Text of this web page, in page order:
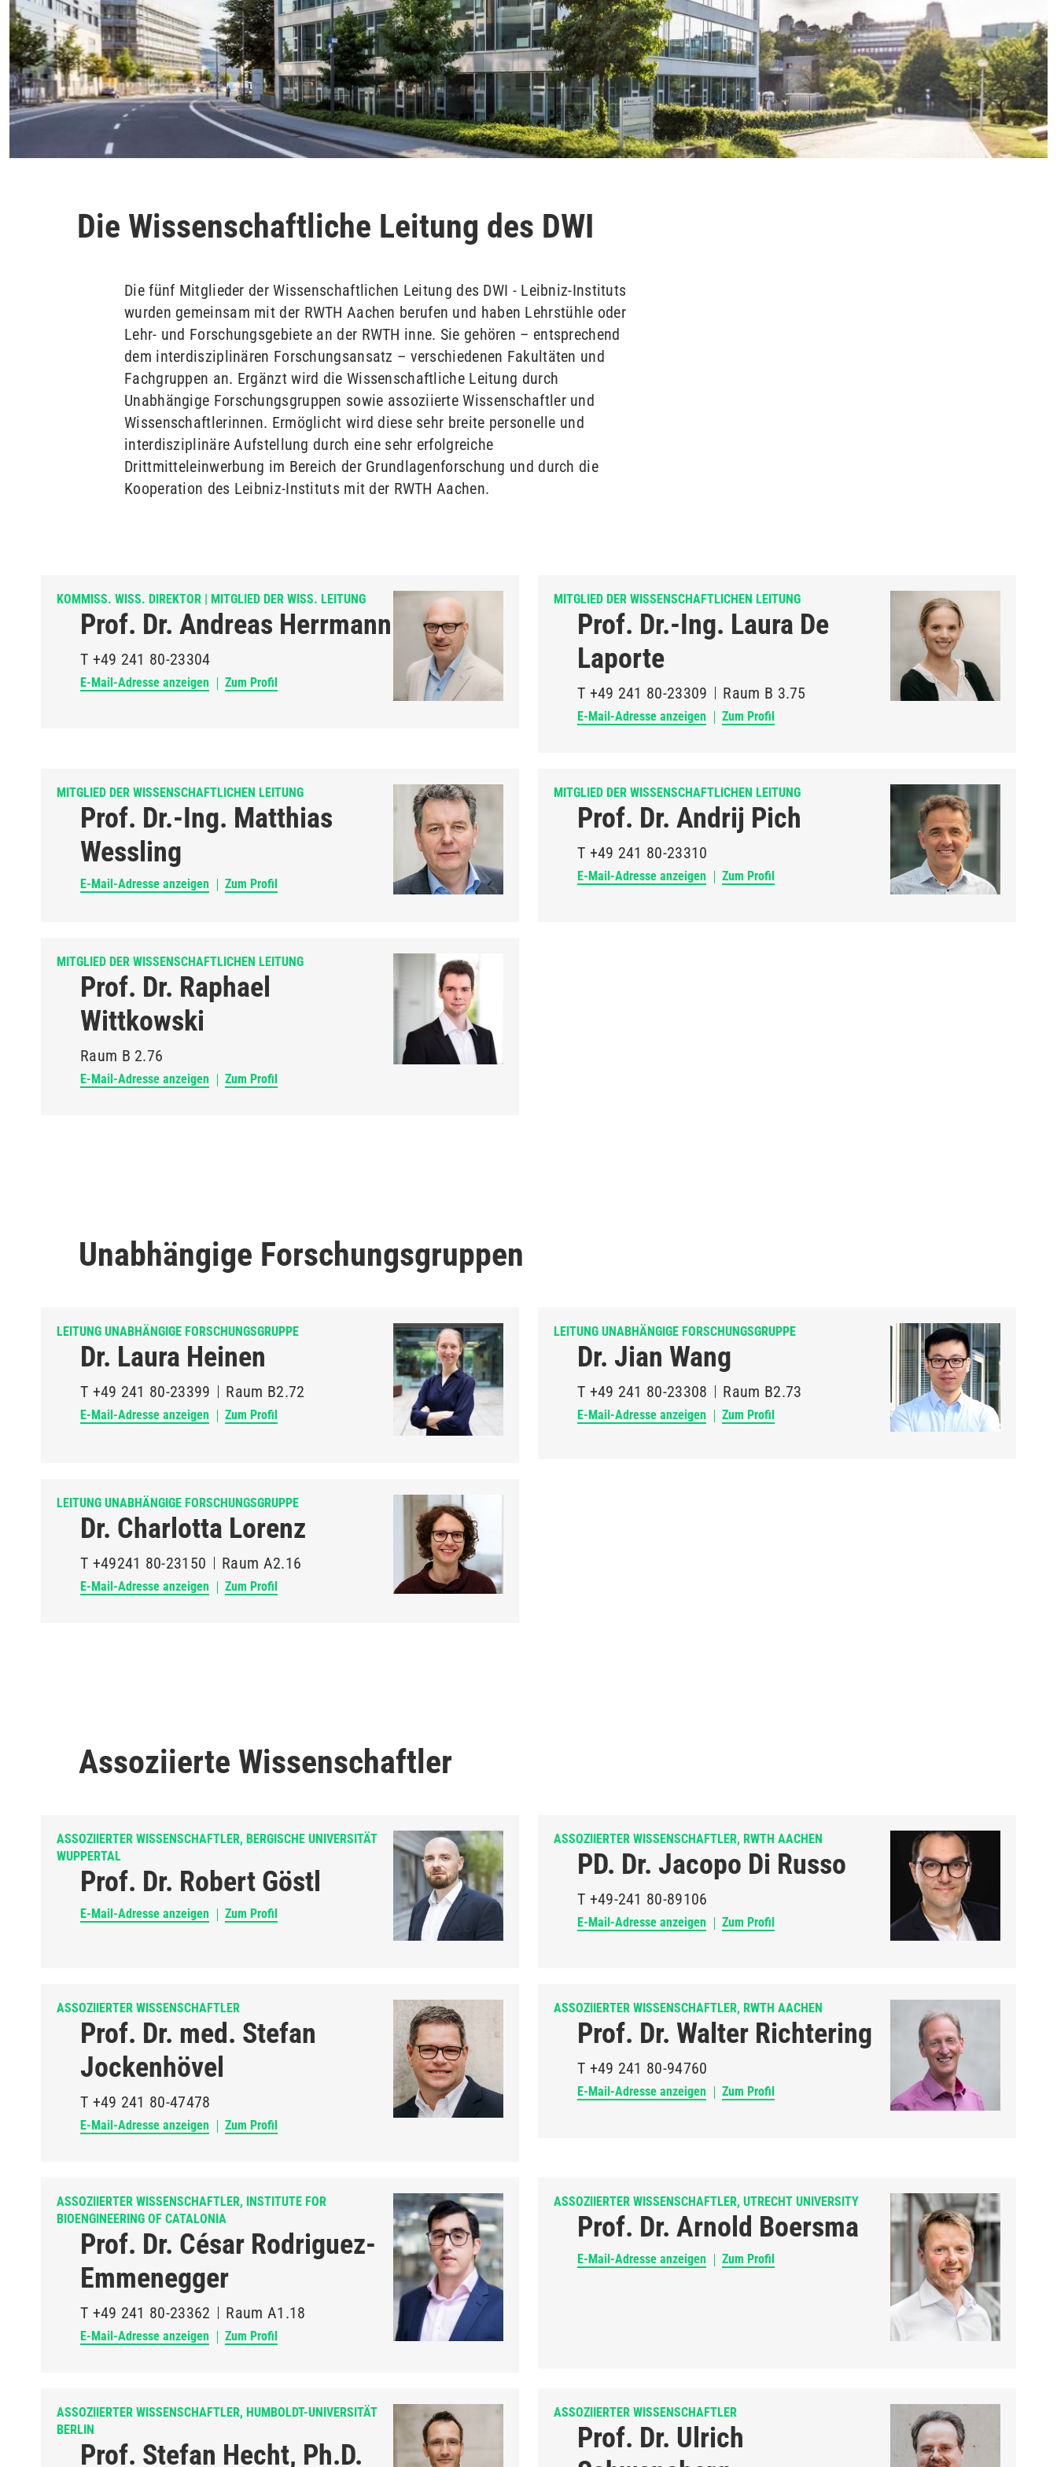
Die Wissenschaftliche Leitung des DWI
Die fünf Mitglieder der Wissenschaftlichen Leitung des DWI - Leibniz-Instituts
wurden gemeinsam mit der RWTH Aachen berufen und haben Lehrstühle oder
Lehr- und Forschungsgebiete an der RWTH inne. Sie gehören – entsprechend
dem interdisziplinären Forschungsansatz – verschiedenen Fakultäten und
Fachgruppen an. Ergänzt wird die Wissenschaftliche Leitung durch
Unabhängige Forschungsgruppen sowie assoziierte Wissenschaftler und
Wissenschaftlerinnen. Ermöglicht wird diese sehr breite personelle und
interdisziplinäre Aufstellung durch eine sehr erfolgreiche
Drittmitteleinwerbung im Bereich der Grundlagenforschung und durch die
Kooperation des Leibniz-Instituts mit der RWTH Aachen.
KOMMISS. WISS. DIREKTOR | MITGLIED DER WISS. LEITUNG
Prof. Dr. Andreas Herrmann
T +49 241 80-23304
E-Mail-Adresse anzeigen Zum Profil
MITGLIED DER WISSENSCHAFTLICHEN LEITUNG
Prof. Dr.-Ing. Laura De
Laporte
T +49 241 80-23309 Raum B 3.75
E-Mail-Adresse anzeigen Zum Profil
MITGLIED DER WISSENSCHAFTLICHEN LEITUNG
Prof. Dr.-Ing. Matthias
Wessling
E-Mail-Adresse anzeigen Zum Profil
MITGLIED DER WISSENSCHAFTLICHEN LEITUNG
Prof. Dr. Andrij Pich
T +49 241 80-23310
E-Mail-Adresse anzeigen Zum Profil
MITGLIED DER WISSENSCHAFTLICHEN LEITUNG
Prof. Dr. Raphael
Wittkowski
Raum B 2.76
E-Mail-Adresse anzeigen Zum Profil
Unabhängige Forschungsgruppen
LEITUNG UNABHÄNGIGE FORSCHUNGSGRUPPE
Dr. Laura Heinen
T +49 241 80-23399 Raum B2.72
E-Mail-Adresse anzeigen Zum Profil
LEITUNG UNABHÄNGIGE FORSCHUNGSGRUPPE
Dr. Jian Wang
T +49 241 80-23308 Raum B2.73
E-Mail-Adresse anzeigen Zum Profil
LEITUNG UNABHÄNGIGE FORSCHUNGSGRUPPE
Dr. Charlotta Lorenz
T +49241 80-23150 Raum A2.16
E-Mail-Adresse anzeigen Zum Profil
Assoziierte Wissenschaftler
ASSOZIIERTER WISSENSCHAFTLER, BERGISCHE UNIVERSITÄT
WUPPERTAL
Prof. Dr. Robert Göstl
E-Mail-Adresse anzeigen Zum Profil
ASSOZIIERTER WISSENSCHAFTLER, RWTH AACHEN
PD. Dr. Jacopo Di Russo
T +49-241 80-89106
E-Mail-Adresse anzeigen Zum Profil
ASSOZIIERTER WISSENSCHAFTLER
Prof. Dr. med. Stefan
Jockenhövel
T +49 241 80-47478
E-Mail-Adresse anzeigen Zum Profil
ASSOZIIERTER WISSENSCHAFTLER, RWTH AACHEN
Prof. Dr. Walter Richtering
T +49 241 80-94760
E-Mail-Adresse anzeigen Zum Profil
ASSOZIIERTER WISSENSCHAFTLER, INSTITUTE FOR
BIOENGINEERING OF CATALONIA
Prof. Dr. César Rodriguez-
Emmenegger
T +49 241 80-23362 Raum A1.18
E-Mail-Adresse anzeigen Zum Profil
ASSOZIIERTER WISSENSCHAFTLER, UTRECHT UNIVERSITY
Prof. Dr. Arnold Boersma
E-Mail-Adresse anzeigen Zum Profil
ASSOZIIERTER WISSENSCHAFTLER, HUMBOLDT-UNIVERSITÄT
BERLIN
Prof. Stefan Hecht, Ph.D.
ASSOZIIERTER WISSENSCHAFTLER
Prof. Dr. Ulrich